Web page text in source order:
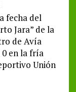
fecha del
Jara” de la
de Avía
0 en la fría
Unión